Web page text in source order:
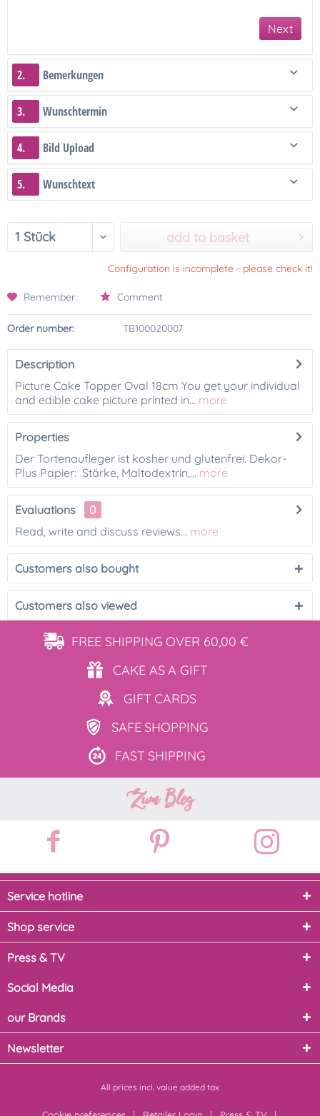
Next
2. Bemerkungen
3. Wunschtermin
4. Bild Upload
5. Wunschtext
add to basket
Configuration is incomplete - please check it!
Remember Comment
Order number: TB100020007
Description
Picture Cake Topper Oval 18cm You get your individual
and edible cake picture printed in... more
Properties
Der Tortenaufleger ist kosher und glutenfrei. Dekor-
Plus Papier: Stärke, Maltodextrin,... more
Evaluations
0
Read, write and discuss reviews... more
Customers also bought
Customers also viewed
FREE SHIPPING OVER 60,00 €
CAKE ASA GIFT
GIFT CARDS
SAFE SHOPPING
FAST SHIPPING
Zum Blog
Service hotline
Shop service
Press & TV
Social Media
our Brands
Newsletter
All prices incl. value added tax